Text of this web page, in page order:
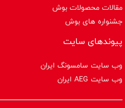
مقالات محصولات بوش
جشنواره های بوش
پیوندهای سایت
وب سایت سامسونگ ایران
وب سایت AEG ایران